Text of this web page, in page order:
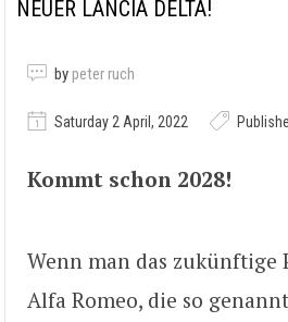
NEUER LANCIA DELTA!
by peter ruch
Saturday 2 April, 2022
Kommt schon 2028!
Wenn man das zukünftige
Alfa Romeo, die so